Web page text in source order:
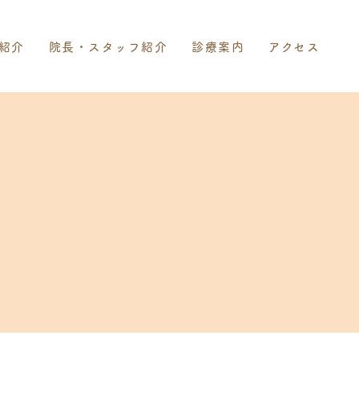
介 院長・スタッフ紹介 診療案内 アクセス